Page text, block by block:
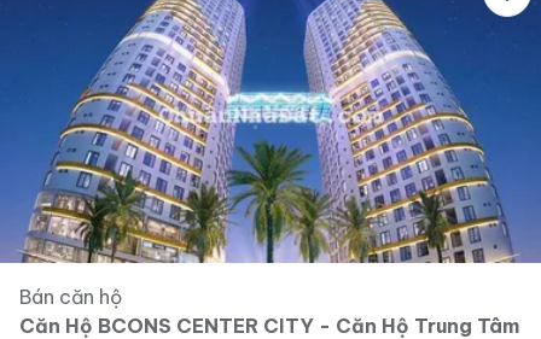
Bán căn hộ
Căn Hộ BCONS CENTER CITY - Căn Hộ Trung Tâm